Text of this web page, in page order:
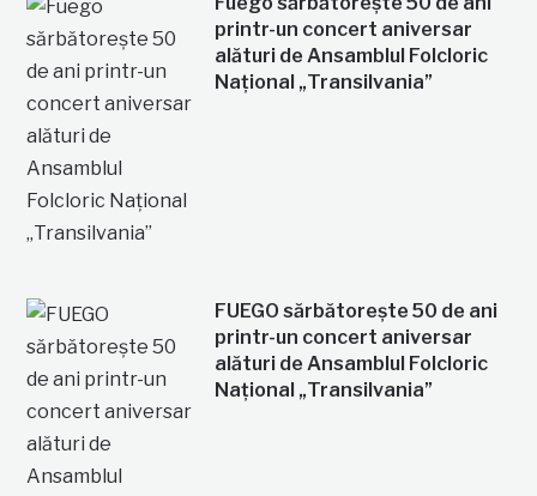
printr-un concert aniversar
alături de Ansamblul Folcloric
Național „Transilvania”
FUEGO sărbătorește 50 de ani
printr-un concert aniversar
alături de Ansamblul Folcloric
Național „Transilvania”